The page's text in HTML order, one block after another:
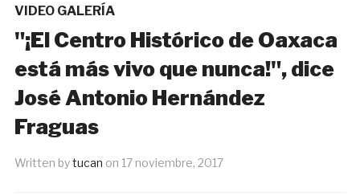
VIDEO GALERÍA
"¡El Centro Histórico de Oaxaca
está más vivo que nunca!", dice
José Antonio Hernández
Fraguas
Written bytucan on 17 noviembre, 2017